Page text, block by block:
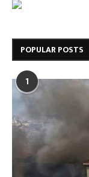
POPULAR POSTS
1